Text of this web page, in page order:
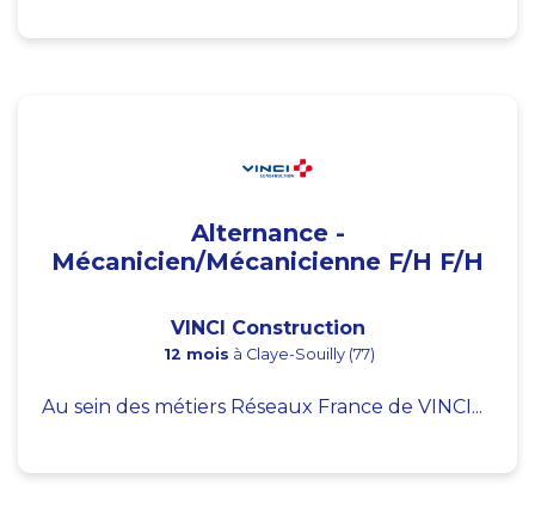
Alternance -
Mécanicien/Mécanicienne F/H F/H
VINCI Construction
12 mois à Claye-Souilly (77)
Au sein des métiers Réseaux France de VINCI...